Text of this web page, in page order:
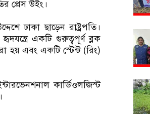
প্রেস উইং।
ঢাকা ছাড়েন রাষ্ট্রপতি।
একটি গুরুত্বপূর্ণ ব্লক
হয় এবং একটি স্টেন্ট (রিং)
কার্ডিওলজিস্ট